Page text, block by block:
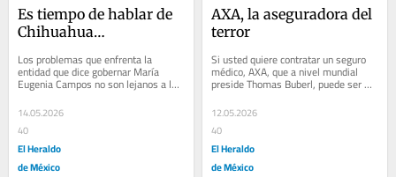
Es tiempo de hablar de
Chihuahua…
Los problemas que enfrenta la
entidad que dice gobernar María
Eugenia Campos no son lejanos a la
realidad de muchos estados. La
inseguridad y la...
14.05.2026
40
El Heraldo
de México
AXA, la aseguradora del
terror
Si usted quiere contratar un seguro
médico, AXA, que a nivel mundial
preside Thomas Buberl, puede ser
una de las peores opciones en el
mercado...
12.05.2026
40
El Heraldo
de México